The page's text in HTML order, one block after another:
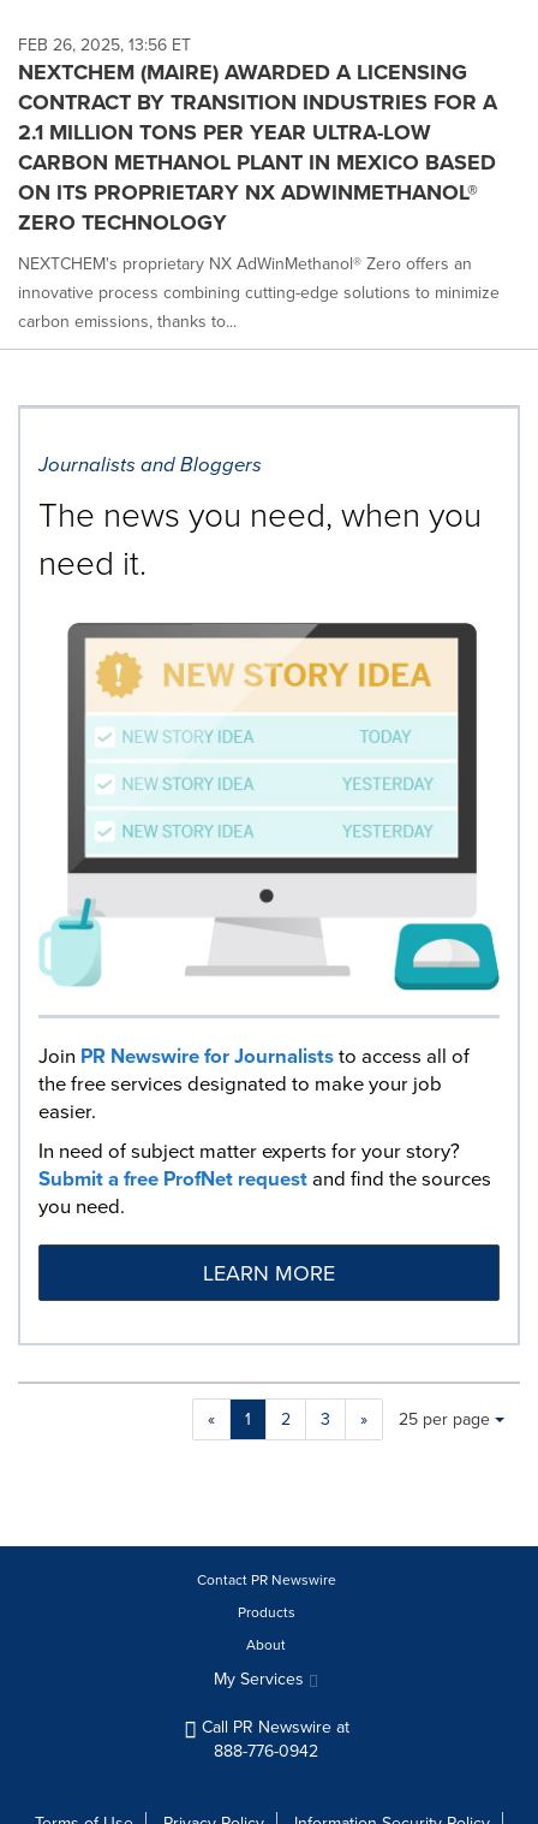
FEB 26, 2025, 13:56 ET
NEXTCHEM (MAIRE) AWARDED A LICENSING
CONTRACT BY TRANSITION INDUSTRIES FOR A
2.1 MILLION TONS PER YEAR ULTRA-LOW
CARBON METHANOL PLANT IN MEXICO BASED
ON ITS PROPRIETARY NX ADWINMETHANOL®
ZERO TECHNOLOGY
NEXTCHEM's proprietary NX AdWinMethanol® Zero offers an
innovative process combining cutting-edge solutions to minimize
carbon emissions, thanks to...
Journalists and Bloggers
The news you need, when you
need it.
Join PR Newswire for Journaliststo access all of
the free services designated to make your job
easier.
In need of subject matter experts for your story?
Submit a free ProfNet requestand find the sources
you need.
LEARN MORE
« 1 2 3 »
Making
will
update
Items per page:
25 per page
Contact PR Newswire
Products
About
My Services
Call PR Newswire at
888-776-0942